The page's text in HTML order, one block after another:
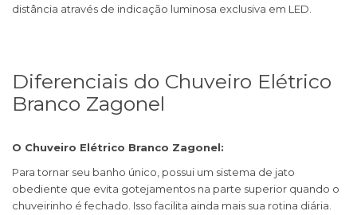
distância através de indicação luminosa exclusiva em LED.
Diferenciais do Chuveiro Elétrico
Branco Zagonel
O Chuveiro Elétrico Branco Zagonel:
Para tornar seu banho único, possui um sistema de jato
obediente que evita gotejamentos na parte superior quando o
chuveirinho é fechado. Isso facilita ainda mais sua rotina diária.